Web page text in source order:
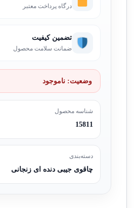
درگاه پرداخت معتبر
تضمین کیفیت
ضمانت سلامت محصول
وضعیت: ناموجود
شناسه محصول
15811
دسته‌بندی
چاقوی جیبی دنده ای زنجانی